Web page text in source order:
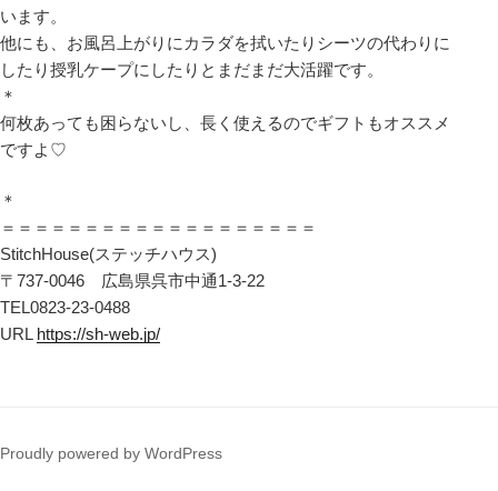
います。
他にも、お風呂上がりにカラダを拭いたりシーツの代わりに
したり授乳ケープにしたりとまだまだ大活躍です。
＊
何枚あっても困らないし、長く使えるのでギフトもオススメ
ですよ♡
＊
＝＝＝＝＝＝＝＝＝＝＝＝＝＝＝＝＝＝＝
StitchHouse(ステッチハウス)
〒737-0046 広島県呉市中通1-3-22
TEL0823-23-0488
URL https://sh-web.jp/
Proudly powered by WordPress